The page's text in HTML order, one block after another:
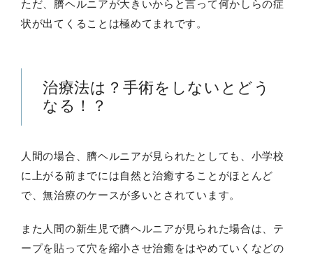
ただ、臍ヘルニアが大きいからと言って何かしらの症
状が出てくることは極めてまれです。
治療法は？手術をしないとどう
なる！？
人間の場合、臍ヘルニアが見られたとしても、小学校
に上がる前までには自然と治癒することがほとんど
で、無治療のケースが多いとされています。
また人間の新生児で臍ヘルニアが見られた場合は、テ
ープを貼って穴を縮小させ治癒をはやめていくなどの